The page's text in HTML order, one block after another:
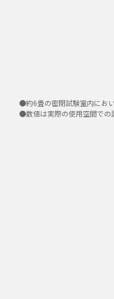
●約6畳の密閉試験室内にお
●数値は実際の使用空間での